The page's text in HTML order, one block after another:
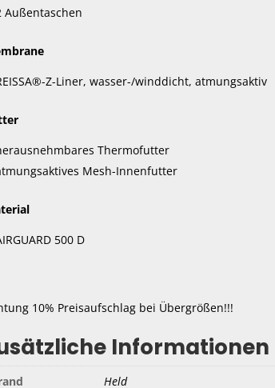
Außentaschen
Z-Liner, wasser-/winddicht, atmungsaktiv
Thermofutter
Mesh-Innenfutter
500 D
10% Preisaufschlag bei Übergrößen!!!
Informationen
Held